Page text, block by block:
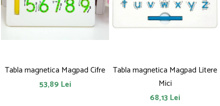
Papusi si accesorii
Trotinete
Trenulete si masinute
Unelte si bancuri de lucru
Tabla magnetica Magpad Cifre
53,89 Lei
Tabla magnetica Magpad Litere
Mici
68,13 Lei